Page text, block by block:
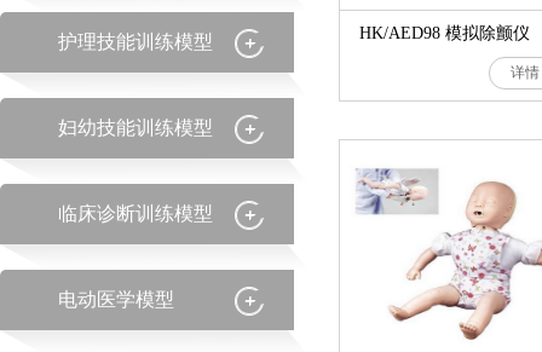
护理技能训练模型
妇幼技能训练模型
临床诊断训练模型
电动医学模型
HK/AED98 模拟除颤仪
详情